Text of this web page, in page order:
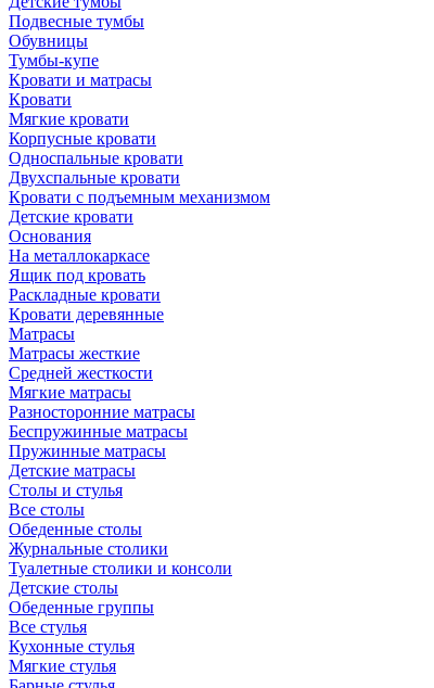
Подвесные тумбы
Обувницы
Тумбы-купе
Кровати и матрасы
Кровати
Мягкие кровати
Корпусные кровати
Односпальные кровати
Двухспальные кровати
Кровати с подъемным механизмом
Детские кровати
Основания
На металлокаркасе
Ящик под кровать
Раскладные кровати
Кровати деревянные
Матрасы
Матрасы жесткие
Средней жесткости
Мягкие матрасы
Разносторонние матрасы
Беспружинные матрасы
Пружинные матрасы
Детские матрасы
Столы и стулья
Все столы
Обеденные столы
Журнальные столики
Туалетные столики и консоли
Детские столы
Обеденные группы
Все стулья
Кухонные стулья
Мягкие стулья